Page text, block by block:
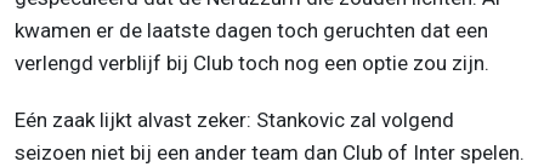
kwamen er de laatste dagen toch geruchten dat een
verlengd verblijf bij Club toch nog een optie zou zijn.
Eén zaak lijkt alvast zeker: Stankovic zal volgend
seizoen niet bij een ander team dan Club of Inter spelen.